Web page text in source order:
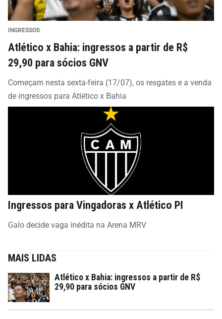
INGRESSOS
Atlético x Bahia: ingressos a partir de R$
29,90 para sócios GNV
Começam nesta sexta-feira (17/07), os resgates e a venda
de ingressos para Atlético x Bahia
Ingressos para Vingadoras x Atlético PI
Galo decide vaga inédita na Arena MRV
MAIS LIDAS
Atlético x Bahia: ingressos a partir de R$
29,90 para sócios GNV